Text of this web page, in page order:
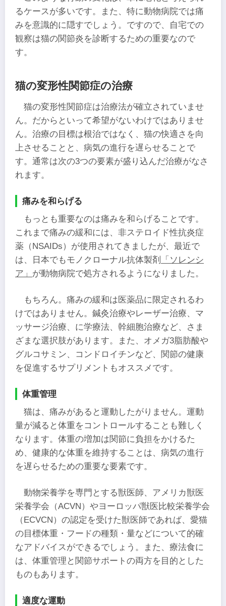
るケースが多いです。また、特に動物病院では痛
みを意識的に隠すでしょう。ですので、自宅での
観察は猫の関節炎を診断するための重要なので
す。
猫の変形性関節症の治療
猫の変形性関節症は治療法が確立されていませ
ん。だからといって希望がないわけではありませ
ん。治療の目標は根治ではなく、猫の快適さを向
上させることと、病気の進行を遅らせることで
す。通常は次の3つの要素が盛り込んだ治療がなさ
れます。
痛みを和らげる
もっとも重要なのは痛みを和らげることです。
これまで痛みの緩和には、非ステロイド性抗炎症
薬（NSAIDs）が使用されてきましたが、最近で
は、日本でもモノクローナル抗体製剤
「ソレンシ
ア」 が動物病院で処方されるようになりました。
もちろん。痛みの緩和は医薬品に限定されるわ
けではありません。鍼灸治療やレーザー治療、マ
ッサージ治療、に学療法、幹細胞治療など、さま
ざまな選択肢があります。また、オメガ3脂肪酸や
グルコサミン、コンドロイチンなど、関節の健康
を促進するサプリメントもオススメです。
体重管理
猫は、痛みがあると運動したがりません。運動
量が減ると体重をコントロールすることも難しく
なります。体重の増加は関節に負担をかけるた
め、健康的な体重を維持することは、病気の進行
を遅らせるための重要な要素です。
動物栄養学を専門とする獣医師、アメリカ獣医
栄養学会（ACVN）やヨーロッパ獣医比較栄養学会
（ECVCN）の認定を受けた獣医師であれば、愛猫
の目標体重・フードの種類・量などについて的確
なアドバイスができるでしょう。また、療法食に
は、体重管理と関節サポートの両方を目的とした
ものもあります。
適度な運動